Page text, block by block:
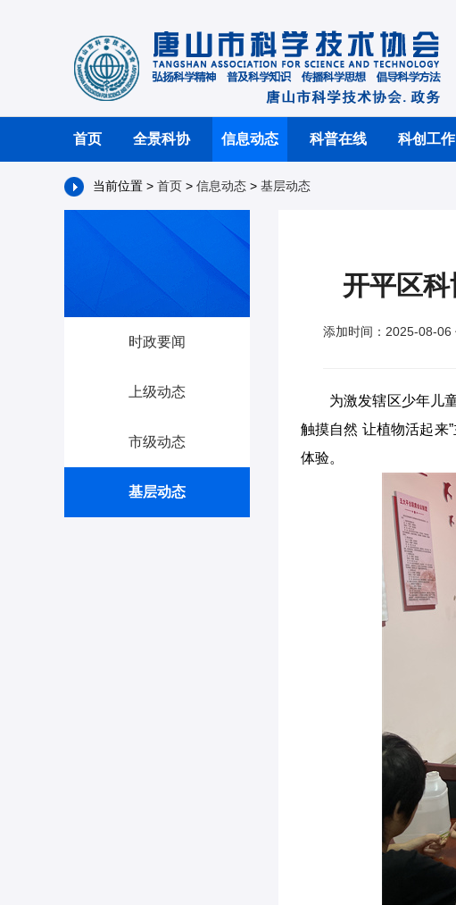
首页 全景科协 信息动态 科普在线 科创工作
当前位置 > 首页 > 信息动态 > 基层动态
时政要闻
上级动态
市级动态
基层动态
开平区
添加时间：2025-08-06
为激发辖区少年儿
触摸自然 让植物活起来
体验。